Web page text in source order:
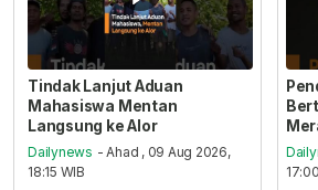
Tindak Lanjut Aduan
Mahasiswa Mentan
Langsung ke Alor
Dailynews - Ahad , 09 Aug 2026,
18:15 WIB